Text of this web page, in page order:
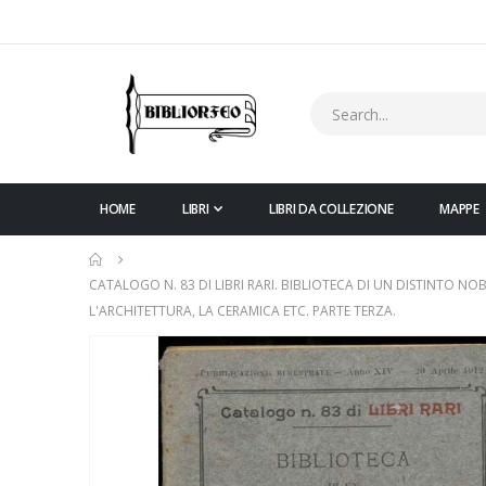
HOME LIBRI LIBRI DA COLLEZIONE MAPPE
CATALOGO N. 83 DI LIBRI RARI. BIBLIOTECA DI UN DISTINTO
L'ARCHITETTURA, LA CERAMICA ETC. PARTE TERZA.